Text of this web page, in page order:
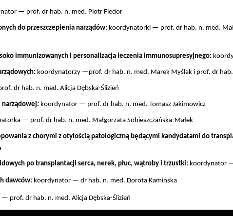
— prof. dr hab. n. med. Piotr Fiedor
do przeszczepienia narządów: koordynatorki — prof. dr hab. n. med.
immunizowanych i personalizacja leczenia immunosupresyjnego:
koordynatorzy —prof. dr hab. n. med. Marek Myślak i prof. dr hab.
dr hab. n. med. Alicja Dębska-Ślizień
narządowej: koordynator — prof. dr hab. n. med. Tomasz Jakimowicz
— prof. dr hab. n. med. Małgorzata Sobieszczańska-Małek
z chorymi z otyłością patologiczną będącymi kandydatami do
po transplantacji serca, nerek, płuc, wątroby i trzustki: koordynator
dawców: koordynator — dr hab. n. med. Dorota Kamińska
prof. dr hab. n. med. Alicja Dębska-Ślizień